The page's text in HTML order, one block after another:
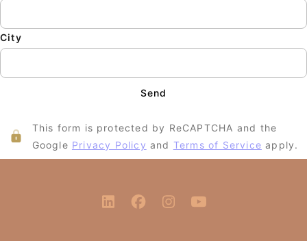
City
Send
This form is protected by ReCAPTCHA and the
Google Privacy Policy and Terms of Service apply.